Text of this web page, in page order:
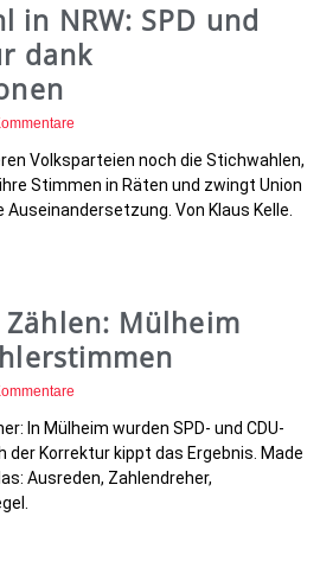
in NRW: SPD und
dank
Volksparteien noch die Stichwahlen,
Stimmen in Räten und zwingt Union
Von Klaus Kelle.
Mülheim
In Mülheim wurden SPD- und CDU-
Korrektur kippt das Ergebnis. Made
Ausreden, Zahlendreher,